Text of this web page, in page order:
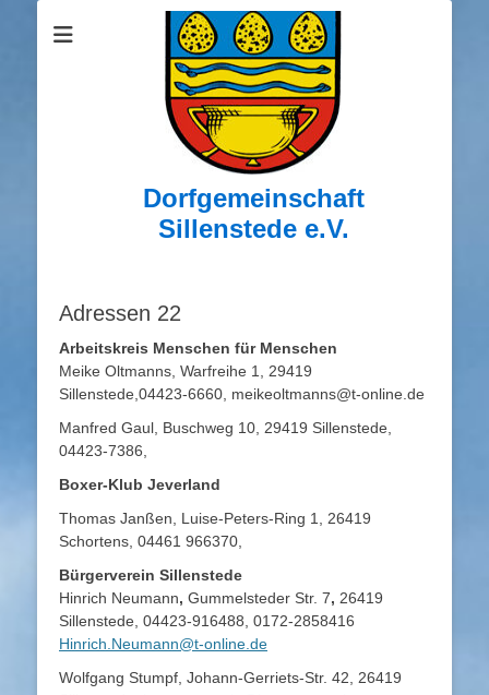
Dorfgemeinschaft
Sillenstede e.V.
Adressen 22
Arbeitskreis Menschen für Menschen
Meike Oltmanns, Warfreihe 1, 29419
Sillenstede,04423-6660, meikeoltmanns@t-online.de
Manfred Gaul, Buschweg 10, 29419 Sillenstede,
04423-7386,
Boxer-Klub Jeverland
Thomas Janßen, Luise-Peters-Ring 1, 26419
Schortens, 04461 966370,
Bürgerverein Sillenstede
Hinrich Neumann, Gummelsteder Str. 7, 26419
Sillenstede, 04423-916488, 0172-2858416
Hinrich.Neumann@t-online.de
Wolfgang Stumpf, Johann-Gerriets-Str. 42, 26419